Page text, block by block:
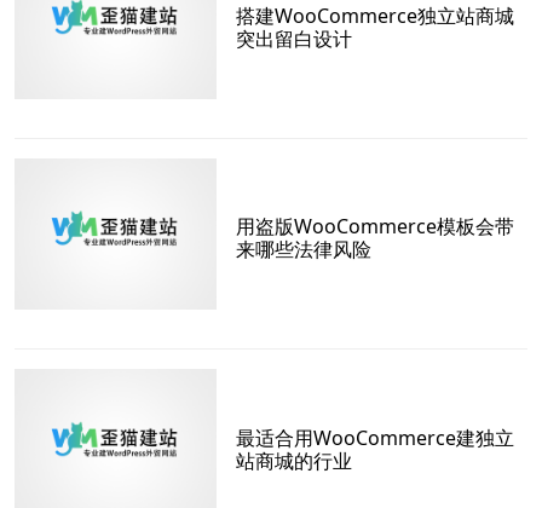
搭建WooCommerce独立站商城
突出留白设计
用盗版WooCommerce模板会带
来哪些法律风险
最适合用WooCommerce建独立
站商城的行业